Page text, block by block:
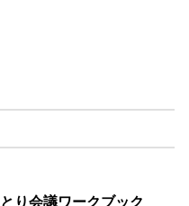
り会議ワークブック